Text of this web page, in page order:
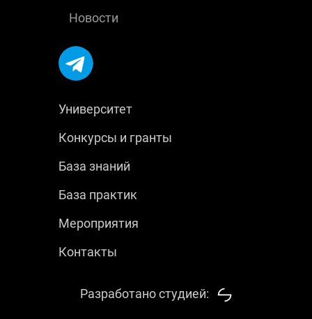
Новости
Университет
Конкурсы и гранты
База знаний
База практик
Мероприятия
Контакты
Разработано студией: